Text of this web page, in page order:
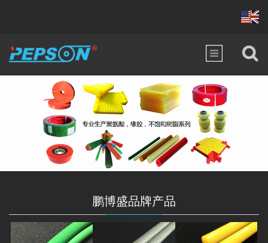
鹏博盛品牌产品